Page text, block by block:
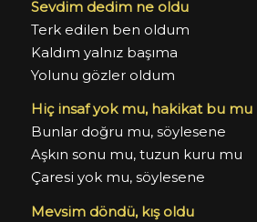
Sevdim dedim ne oldu
Terk edilen ben oldum
Kaldım yalnız başıma
Yolunu gözler oldum
Hiç insaf yok mu, hakikat bu mu
Bunlar doğru mu, söylesene
Aşkın sonu mu, tuzun kuru mu
Çaresi yok mu, söylesene
Mevsim döndü, kış oldu